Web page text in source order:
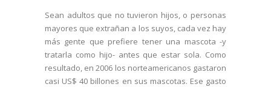
Sean adultos que no tuvieron hijos, o personas
mayores que extrañan a los suyos, cada vez hay
más gente que prefiere tener una mascota -y
tratarla como hijo- antes que estar sola. Como
resultado, en 2006 los norteamericanos gastaron
casi US$ 40 billones en sus mascotas. Ese gasto